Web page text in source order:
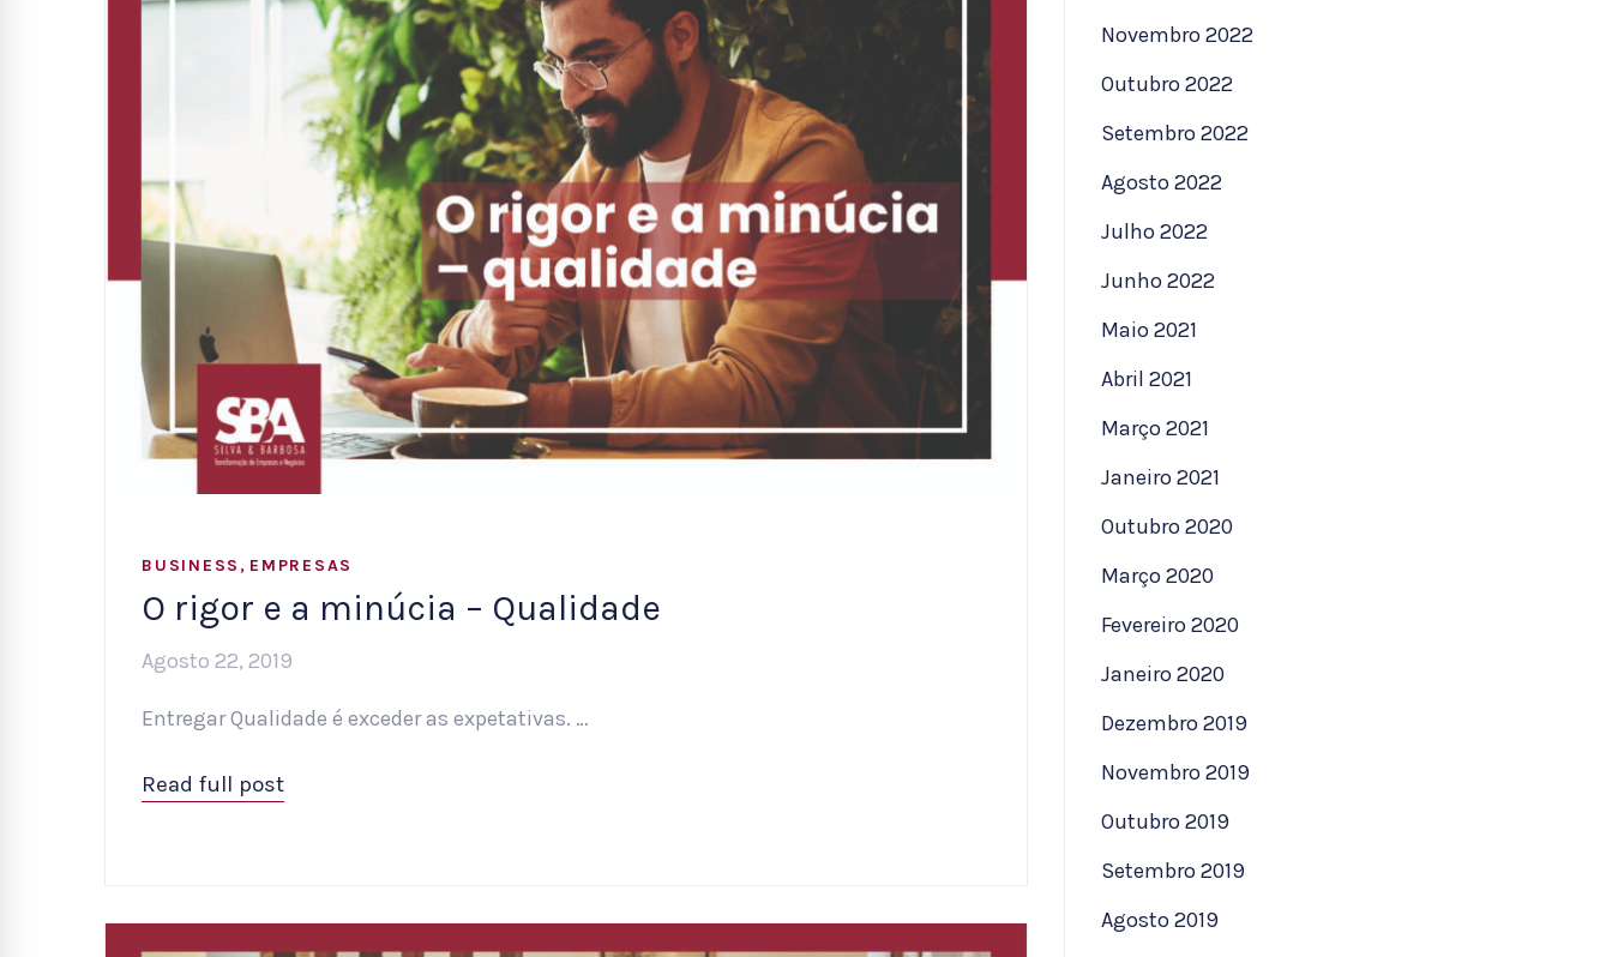
BUSINESS , EMPRESAS
O rigor e a minúcia – Qualidade
Agosto 22, 2019
Entregar Qualidade é exceder as expetativas. …
Read full post
Novembro 2022
Outubro 2022
Setembro 2022
Agosto 2022
Julho 2022
Junho 2022
Maio 2021
Abril 2021
Março 2021
Janeiro 2021
Outubro 2020
Março 2020
Fevereiro 2020
Janeiro 2020
Dezembro 2019
Novembro 2019
Outubro 2019
Setembro 2019
Agosto 2019